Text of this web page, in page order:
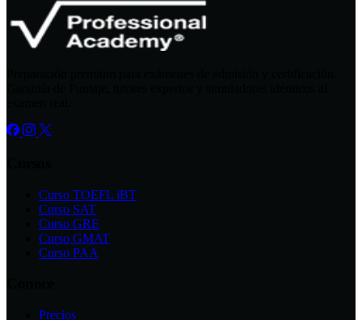
Curso TOEFL iBT
Curso SAT
Curso GRE
Curso GMAT
Curso PAA
Precios